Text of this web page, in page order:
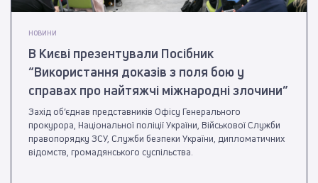
НОВИНИ
В Києві презентували Посібник
“Використання доказів з поля бою у
справах про найтяжчі міжнародні злочини”
Захід об’єднав представників Офісу Генерального
прокурора, Національної поліції України, Військової Служби
правопорядку ЗСУ, Служби безпеки України, дипломатичних
відомств, громадянського суспільства.